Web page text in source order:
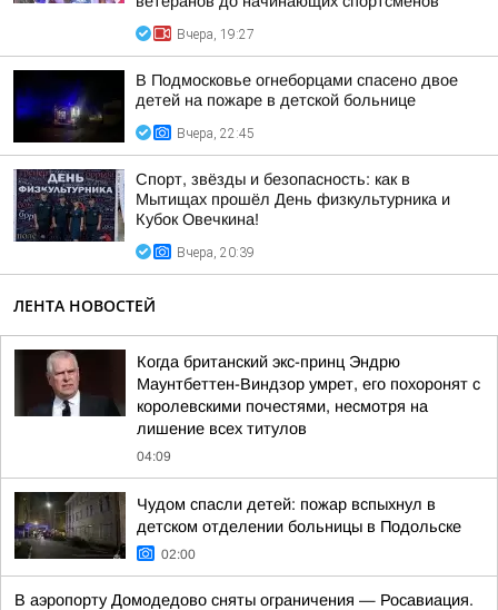
Вчера, 19:27
В Подмосковье огнеборцами спасено двое
детей на пожаре в детской больнице
Вчера, 22:45
Спорт, звёзды и безопасность: как в
Мытищах прошёл День физкультурника и
Кубок Овечкина!
Вчера, 20:39
ЛЕНТА НОВОСТЕЙ
Когда британский экс-принц Эндрю
Маунтбеттен-Виндзор умрет, его похоронят с
королевскими почестями, несмотря на
лишение всех титулов
04:09
Чудом спасли детей: пожар вспыхнул в
детском отделении больницы в Подольске
02:00
В аэропорту Домодедово сняты ограничения — Росавиация.